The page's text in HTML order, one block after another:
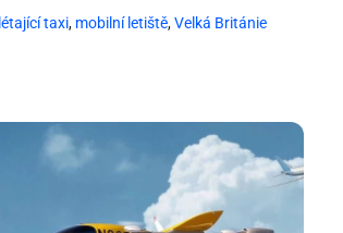
létající taxi, mobilní letiště,Velká Británie